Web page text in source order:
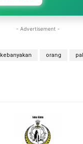
- Advertisement -
kebanyakan orang